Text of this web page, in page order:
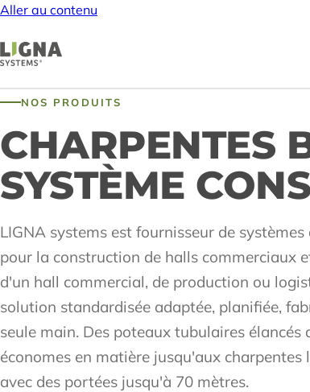
Aller au contenu
NOS PRODUITS
CHARPENTES
SYSTÈME
LIGNA systems est fournisseur de
pour la construction de halls commerciaux
d'un hall commercial, de production ou
solution standardisée adaptée, planifiée,
seule main. Des poteaux tubulaires élancés
économes en matière jusqu'aux charpentes
avec des portées jusqu'à 70 mètres.